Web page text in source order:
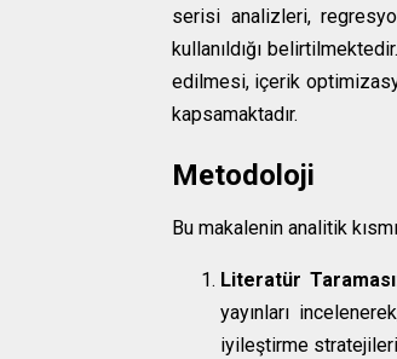
serisi analizleri,
kullanıldığı
edilmesi, içerik
kapsamaktadır.
Metodoloji
Bu makalenin analitik
Literatür
yayınları
iyileştirme